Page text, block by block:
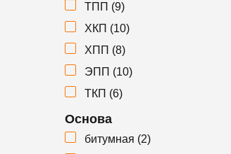
ТПП (9)
ХКП (10)
ΧΠΠ (8)
ЭПП (10)
ТКП (6)
Основа
битумная (2)